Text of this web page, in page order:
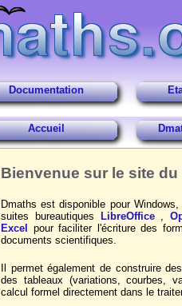
Documentation
Accueil
Bienvenue sur le site
Dmaths est disponible pour
suites bureautiques
LibreOffice,
Excel
pour faciliter l'écriture des
documents scientifiques.
Il permet également de construire
des tableaux (variations, courbes,
calcul formel directement dans le